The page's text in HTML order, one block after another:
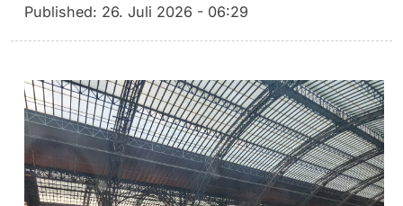
Published: 26. Juli 2026 - 06:29